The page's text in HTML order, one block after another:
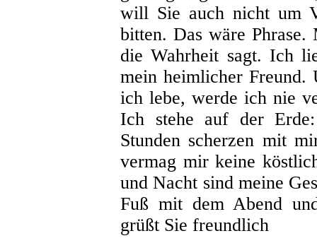
will Sie auch nicht um
bitten. Das wäre
die Wahrheit sagt. Ich
mein heimlicher
ich lebe, werde ich nie
Ich stehe auf der
Stunden scherzen mit
vermag mir keine
und Nacht sind meine
Fuß mit dem Abend
grüßt Sie freundlich